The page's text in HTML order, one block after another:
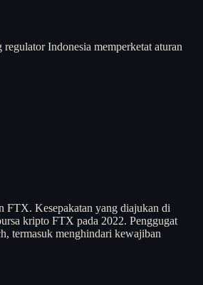
Indonesia memperketat aturan
FTX. Kesepakatan yang diajukan di
kripto FTX pada 2022. Penggugat
termasuk menghindari kewajiban